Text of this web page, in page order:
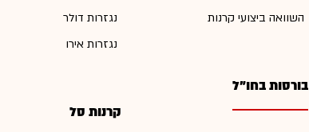
השוואה ביצועי קרנות
בורסות בחו"ל
נגזרות דולר
נגזרות אירו
קרנות סל